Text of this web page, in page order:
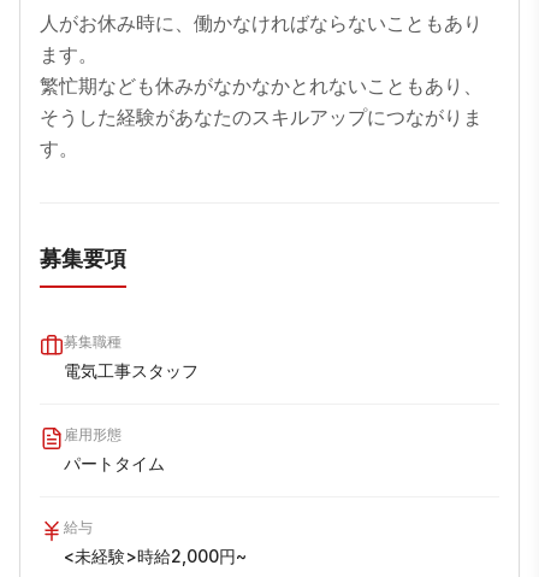
人がお休み時に、働かなければならないこともあり
ます。
繁忙期なども休みがなかなかとれないこともあり、
そうした経験があなたのスキルアップにつながりま
す。
募集要項
募集職種
電気工事スタッフ
雇用形態
パートタイム
給与
<未経験>時給2,000円~